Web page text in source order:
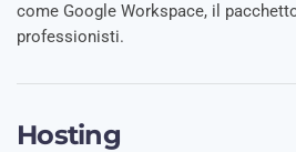
come Google Workspace, il
professionisti.
Hosting